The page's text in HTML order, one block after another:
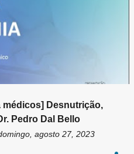
Desnutrição,
Pedro Dal Bello
agosto 27, 2023